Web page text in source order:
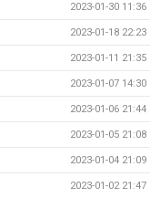
2023-01-30 11:36
2023-01-18 22:23
2023-01-11 21:35
2023-01-07 14:30
2023-01-06 21:44
2023-01-05 21:08
2023-01-04 21:09
2023-01-02 21:47